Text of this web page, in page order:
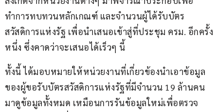
ทำการทบทวนหลักเกณฑ์ และจำนวนผู้ได้รับบัตร
สวัสดิการแห่งรัฐ เพื่อนำเสนอเข้าสู่ที่ประชุม ครม. อีกครั้ง
หนึ่ง ซึ่งคาดว่าจะเสนอได้เร็วๆ นี้
ทั้งนี้ ได้มอบหมายให้หน่วยงานที่เกี่ยวข้องนำเอาข้อมูล
ของผู้ขอรับบัตรสวัสดิการแห่งรัฐที่มีจำนวน 19 ล้านคน
มาดูข้อมูลทั้งหมด เหมือนการรันข้อมูลใหม่เพื่อตรวจ